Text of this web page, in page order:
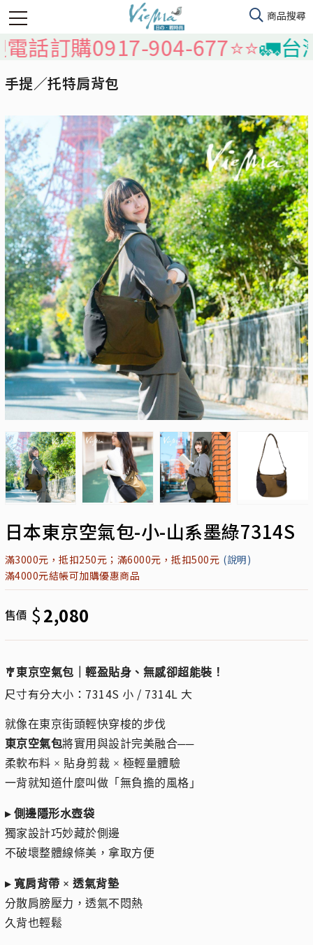
0917-904-677⭐️⭐️🚛台灣本島
手提／托特肩背包
日本東京空氣包-小-山系墨綠7314S
滿3000元，抵扣250元；滿6000元，抵扣500元 (說明)
滿4000元結帳可加購優惠商品
售價 $2,080
🎐東京空氣包｜輕盈貼身、無感卻超能裝！
尺寸有分大小：7314S 小 / 7314L 大
就像在東京街頭輕快穿梭的步伐
東京空氣包將實用與設計完美融合──
柔軟布料 × 貼身剪裁 × 極輕量體驗
一背就知道什麼叫做「無負擔的風格」
▸ 側邊隱形水壺袋
獨家設計巧妙藏於側邊
不破壞整體線條美，拿取方便
▸ 寬肩背帶 × 透氣背墊
分散肩膀壓力，透氣不悶熱
久背也輕鬆